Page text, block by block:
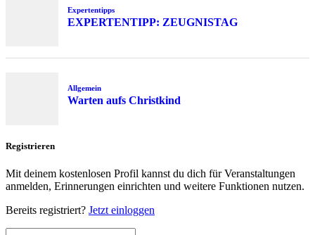
Expertentipps
EXPERTENTIPP: ZEUGNISTAG
Allgemein
Warten aufs Christkind
Registrieren
Mit deinem kostenlosen Profil kannst du dich für Veranstaltungen
anmelden, Erinnerungen einrichten und weitere Funktionen nutzen.
Bereits registriert? Jetzt einloggen